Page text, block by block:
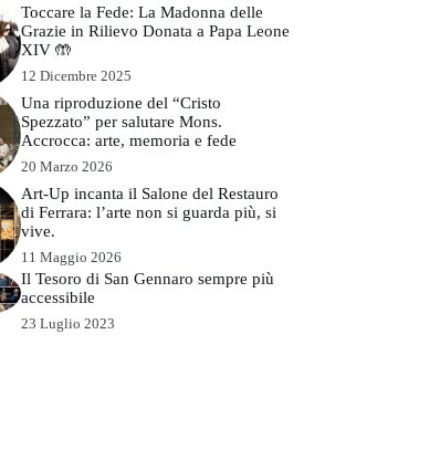
Toccare la Fede: La Madonna delle
Grazie in Rilievo Donata a Papa Leone
XIV 🤲
12 Dicembre 2025
Una riproduzione del “Cristo
Spezzato” per salutare Mons.
Accrocca: arte, memoria e fede
20 Marzo 2026
Art-Up incanta il Salone del Restauro
di Ferrara: l’arte non si guarda più, si
vive.
11 Maggio 2026
Il Tesoro di San Gennaro sempre più
accessibile
23 Luglio 2023